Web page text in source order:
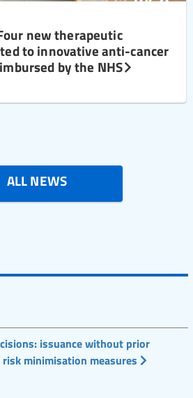
new therapeutic
to innovative anti-cancer
by the NHS
ALL NEWS
issuance without prior
minimisation measures